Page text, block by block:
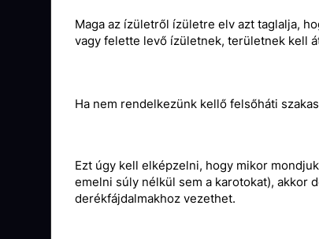
Maga az ízületről ízületre elv azt taglalja,
vagy felette levő ízületnek, területnek kell
Ha nem rendelkezünk kellő felsőháti
Ezt úgy kell elképzelni, hogy mikor
emelni súly nélkül sem a karotokat), akkor
derékfájdalmakhoz vezethet.